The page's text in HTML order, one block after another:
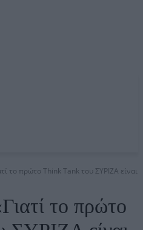
το πρώτο Think Tank του ΣΥΡΙΖΑ είναι
το πρώτο